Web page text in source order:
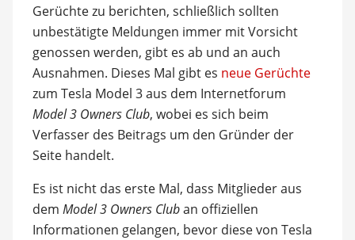
Gerüchte zu berichten, schließlich sollten
unbestätigte Meldungen immer mit Vorsicht
genossen werden, gibt es ab und an auch
Ausnahmen. Dieses Mal gibt es neue Gerüchte
zum Tesla Model 3 aus dem Internetforum
Model 3 Owners Club, wobei es sich beim
Verfasser des Beitrags um den Gründer der
Seite handelt.
Es ist nicht das erste Mal, dass Mitglieder aus
dem Model 3 Owners Cluban offiziellen
Informationen gelangen, bevor diese von Tesla